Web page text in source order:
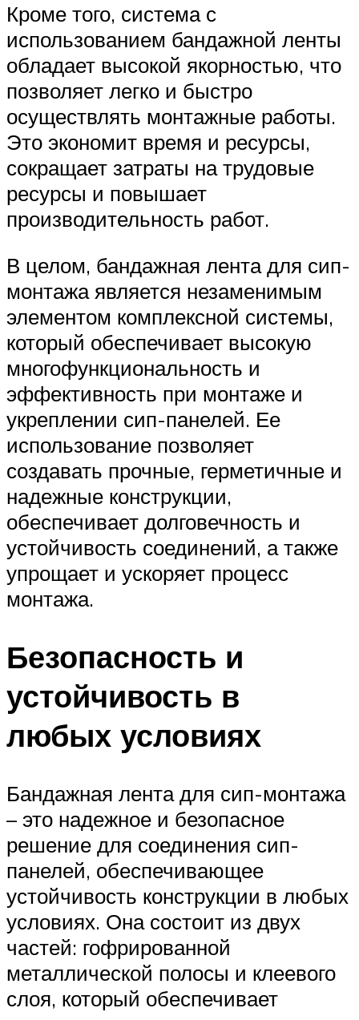
Кроме того, система с
использованием бандажной ленты
обладает высокой якорностью, что
позволяет легко и быстро
осуществлять монтажные работы.
Это экономит время и ресурсы,
сокращает затраты на трудовые
ресурсы и повышает
производительность работ.
В целом, бандажная лента для сип-
монтажа является незаменимым
элементом комплексной системы,
который обеспечивает высокую
многофункциональность и
эффективность при монтаже и
укреплении сип-панелей. Ее
использование позволяет
создавать прочные, герметичные и
надежные конструкции,
обеспечивает долговечность и
устойчивость соединений, а также
упрощает и ускоряет процесс
монтажа.
Безопасность и
устойчивость в
любых условиях
Бандажная лента для сип-монтажа
– это надежное и безопасное
решение для соединения сип-
панелей, обеспечивающее
устойчивость конструкции в любых
условиях. Она состоит из двух
частей: гофрированной
металлической полосы и клеевого
слоя, который обеспечивает